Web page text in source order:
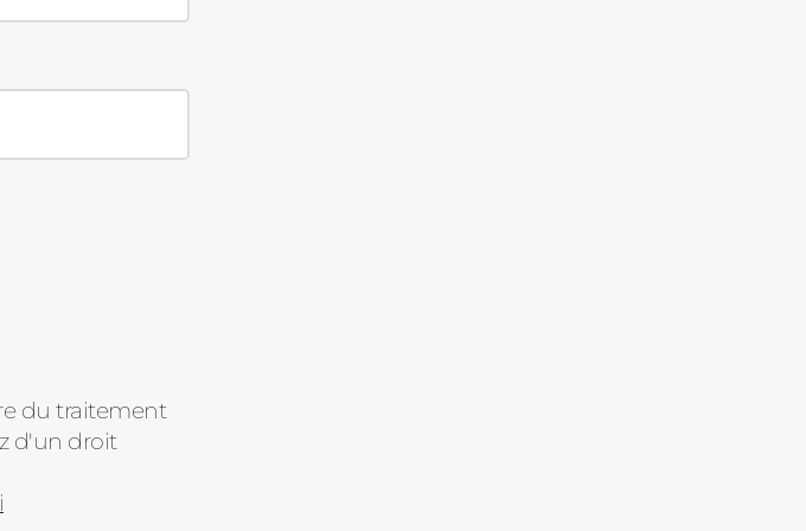
du traitement
d'un droit